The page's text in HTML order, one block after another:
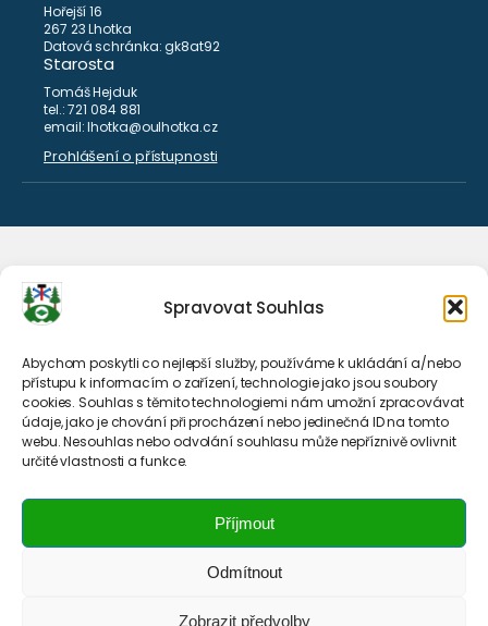
Spravovat Souhlas
Abychom poskytli co nejlepší služby, používáme k ukládání a/nebo
přístupu k informacím o zařízení, technologie jako jsou soubory
cookies. Souhlas s těmito technologiemi nám umožní zpracovávat
údaje, jako je chování při procházení nebo jedinečná ID na tomto
webu. Nesouhlas nebo odvolání souhlasu může nepříznivě ovlivnit
určité vlastnosti a funkce.
Příjmout
Odmítnout
Zobrazit předvolby
Hořejší 16
267 23 Lhotka
Datová schránka: gk8at92
Starosta
Tomáš Hejduk
tel.: 721 084 881
email: lhotka@oulhotka.cz
Prohlášení o přístupnosti